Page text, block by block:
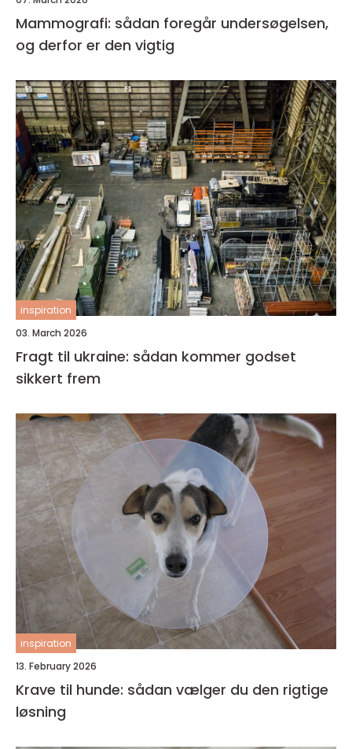
Mammografi: sådan foregår undersøgelsen,
og derfor er den vigtig
inspiration
03. March 2026
Fragt til ukraine: sådan kommer godset
sikkert frem
inspiration
13. February 2026
Krave til hunde: sådan vælger du den rigtige
løsning